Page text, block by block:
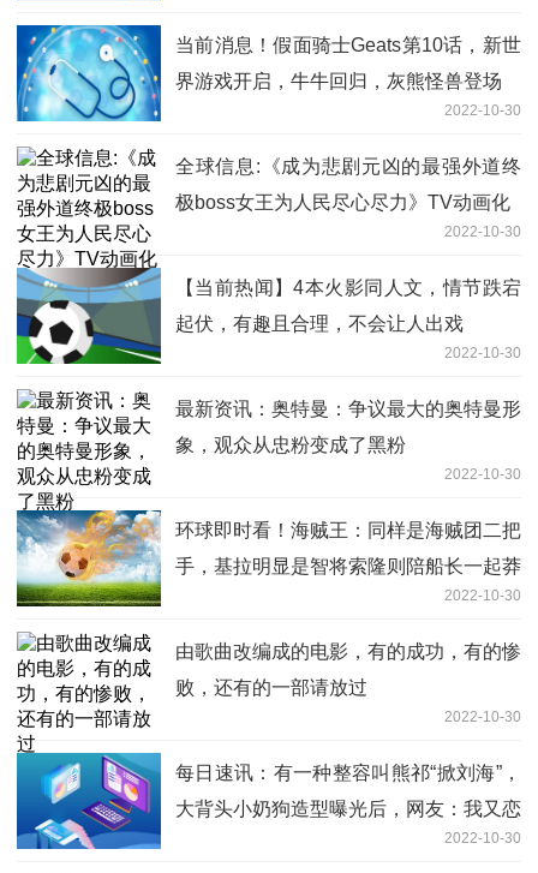
当前消息！假面骑士Geats第10话，新世
界游戏开启，牛牛回归，灰熊怪兽登场
2022-10-30
全球信息:《成为悲剧元凶的最强外道终
极boss女王为人民尽心尽力》TV动画化
2022-10-30
【当前热闻】4本火影同人文，情节跌宕
起伏，有趣且合理，不会让人出戏
2022-10-30
最新资讯：奥特曼：争议最大的奥特曼形
象，观众从忠粉变成了黑粉
2022-10-30
环球即时看！海贼王：同样是海贼团二把
手，基拉明显是智将索隆则陪船长一起莽
2022-10-30
由歌曲改编成的电影，有的成功，有的惨
败，还有的一部请放过
2022-10-30
每日速讯：有一种整容叫熊祁“掀刘海”，
大背头小奶狗造型曝光后，网友：我又恋
2022-10-30